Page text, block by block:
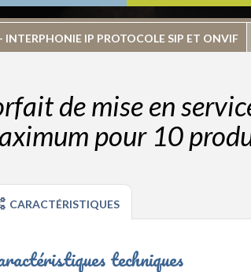
INTERPHONIE IP PROTOCOLE SIP ET ONVIF
de mise en
pour 10
CARACTÉRISTIQUES
techniques